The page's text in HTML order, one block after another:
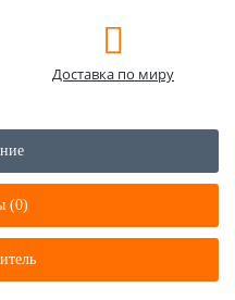
Доставка по миру
(0)